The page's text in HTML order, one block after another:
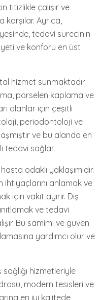
titizlikle çalışır ve
karşılar. Ayrıca,
tedavi sürecinin
ve konforu en üst
hizmet sunmaktadır.
porselen kaplama ve
olanlar için çeşitli
periodontoloji ve
ve bu alanda en
tedavi sağlar.
odaklı yaklaşımıdır.
ihtiyaçlarını anlamak ve
için vakit ayırır. Diş
ve tedavi
Bu samimi ve güven
yardımcı olur ve
hizmetleriyle
modern tesisleri ve
en iyi kalitede